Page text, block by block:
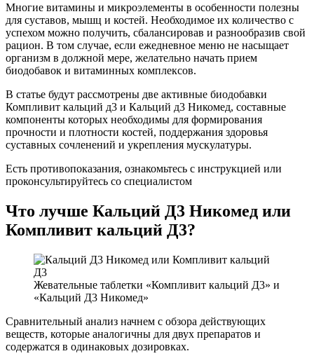
Многие витамины и микроэлементы в особенности полезны
для суставов, мышц и костей. Необходимое их количество с
успехом можно получить, сбалансировав и разнообразив свой
рацион. В том случае, если ежедневное меню не насыщает
организм в должной мере, желательно начать прием
биодобавок и витаминных комплексов.
В статье будут рассмотрены две активные биодобавки
Компливит кальций д3 и Кальций д3 Никомед, составные
компоненты которых необходимы для формирования
прочности и плотности костей, поддержания здоровья
суставных сочленений и укрепления мускулатуры.
Есть противопоказания, ознакомьтесь с инструкцией или
проконсультируйтесь со специалистом
Что лучше Кальций Д3 Никомед или
Компливит кальций Д3?
Жевательные таблетки «Компливит кальций Д3» и
«Кальций Д3 Никомед»
Сравнительный анализ начнем с обзора действующих
веществ, которые аналогичны для двух препаратов и
содержатся в одинаковых дозировках.